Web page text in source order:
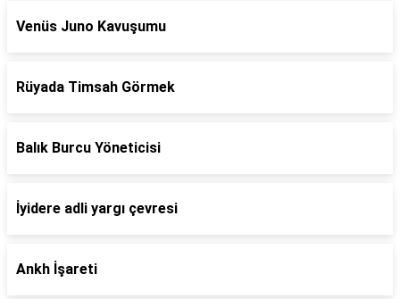
Venüs Juno Kavuşumu
Rüyada Timsah Görmek
Balık Burcu Yöneticisi
İyidere adli yargı çevresi
Ankh İşareti